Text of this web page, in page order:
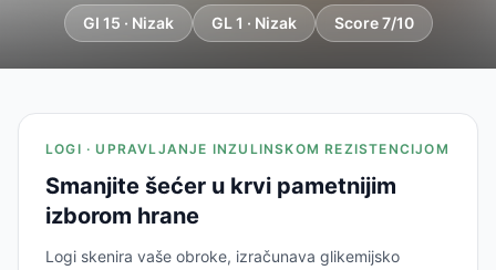
GI 15 · Nizak GL 1 · Nizak Score 7/10
LOGI · UPRAVLJANJE INZULINSKOM REZISTENCIJOM
Smanjite šećer u krvi pametnijim
izborom hrane
Logi skenira vaše obroke, izračunava glikemijsko